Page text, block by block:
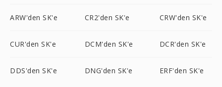
ARW'den SK'e CR2'den SK'e CRW'den SK'e
CUR'den SK'e DCM'den SK'e DCR'den SK'e
DDS'den SK'e DNG'den SK'e ERF'den SK'e